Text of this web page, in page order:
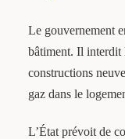
Le gouvernement
bâtiment. Il interdit
constructions
gaz dans le
L’État prévoit de